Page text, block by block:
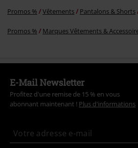
Promos % Vêtements Pantalons & Shorts
Promos % Marques Vêtements &
E-Mail Newsletter
Profitez d'une remise de 15 % en vous
abonnant maintenant ! Plus d'informations